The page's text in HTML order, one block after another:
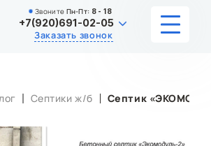
Звоните Пн-Пт: 8 - 18
+7(920)691-02-05
Заказать звонок
Септики ж/б Септик